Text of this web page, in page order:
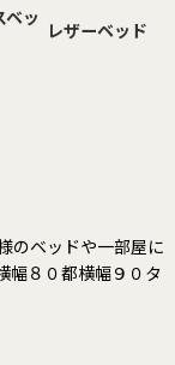
ベッ
レザーベッド
のベッドや一部屋に
幅８０都横幅９０タ